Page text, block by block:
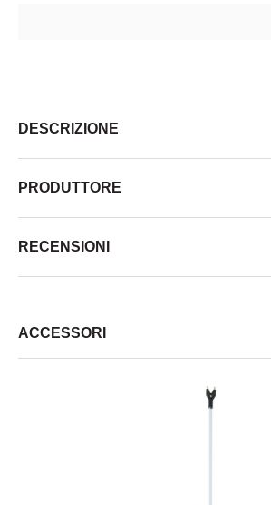
DESCRIZIONE
PRODUTTORE
RECENSIONI
ACCESSORI